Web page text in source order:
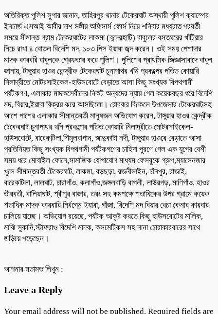
অতিরিক্ত পুলিশ সুপার জানান, তাহিরপুর থানার টেকেরঘাট অস্থায়ী পুলিশ ক্যাম্পের
ইনচার্জ এসআই আবীর দাশ সঙ্গীয় অফিসার্স ফোর্স নিয়ে শনিবার মধ্যরাত পরবর্তী
সময়ে সীমান্ত গ্রাম টেকেরঘাটের লাকমা (বন্দেরহাটি) বাবুলের বসতঘরের খাঁটিয়ার
নিচে রাখা ৪ বোতল বিদেশি মদ, ১০৩ পিস ইয়াবা জব্দ করেন। ওই সময় পেশাদার
মাদক কারবরি বাবুলকে গ্রেফতার করে পুলিশ। পুলিশের প্রাথমিক জিজ্ঞাসাবাদে বাবুল
জানায়, টাঙ্গুয়ার হাওর কেন্দ্রীক টেকেরঘাট চুনাপাথর খনি প্রকল্পের পতিত কোয়ারি
নিলাদ্রীতে মোটরসাইকেল-হাউসবোটে বেড়াতে আসা কিছু সংখ্যক বিপথগামী
পর্যটকগণ, এলাকার মাদকসেবীদের নিকট অন্যদের ন্যায় গেল কয়েকবছর ধরে বিদেশি
মদ, বিয়ার,ইয়াবা বিক্রয় করে আসছিলো। রোববার বিকেলে উপজেলার টেকেরঘাটসহ
আশে পাশের এলাকার সীমান্তবর্তী মানুষজন অভিযোগ করেন, টাঙ্গুয়ার হাওর কেন্দ্রীক
টেকেরঘাট চুনাপাথর খনি প্রকল্পের পতিত কোয়ারি নিলাদ্রীতে মোটরসাইকেল-
হাউসবোটে, বারেকটিলা,শিমুলবাগান, জাদুকাটা নদী, টাঙ্গুয়ার হাওরে বেড়াতে আসা
প্রতিনিয়ত কিছু সংখ্যক বিপথগামী পর্যটকগণের চাহিদা পুরণে গেল এক যুগের বেশী
সময় ধরে মোবাইল ফোনে,সামাজিক যোগাযোগ মাধ্যম ফেসবুকে গ্রুপ,ম্যাসেনজার
খুলে সীমান্তবর্তী টেকেরঘাট, লাকমা, বড়ছড়া, রজনীলাইন, চাঁনপুর, রাজাই,
বারেকটিলা, লালঘাট, চারাগাঁও, কলাগাঁও,জঙ্গলবাড়ি বাগলী, লাউরগড়, মাণিগাঁও, হাওর
তীরবর্তী, বালিয়াঘাট, শ্রীপুর বাজার, তরং সহ কমপক্ষে শতাধিকের উপর গ্রামে কয়েক
শতাধিক মাদক কারবারি নির্বগ্নে ইয়াবা, গাঁজা, বিদেশি মদ বিয়ার বেচা কেনার কারবার
চালিয়ে যাচ্ছে। অভিযোগ রয়েছে, পর্যটক আকৃষ্ট করতে কিছু হাউসবোটের মালিক,
মাঝি সুকানি,স্টাফরাও বিদেশি মাদক, কসমেটিকস সহ নানা চোরাকারবারের সাথে
জড়িয়ে পড়েছেন।
আপনার মতামত লিখুন :
Leave a Reply
Your email address will not be published. Required fields are